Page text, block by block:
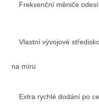
Frekvenční měniče
Vlastní vývojové
na míru
Extra rychlé dodání po